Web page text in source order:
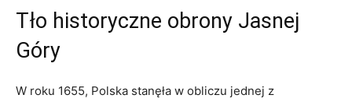
Tło historyczne obrony Jasnej
Góry
W ‌roku 1655, Polska stanęła w ​obliczu jednej z